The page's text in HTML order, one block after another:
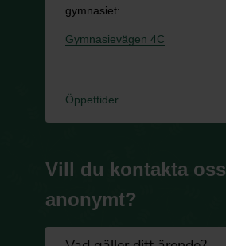
gymnasiet:
Gymnasievägen 4C
Öppettider
Vill du kontakta oss
anonymt?